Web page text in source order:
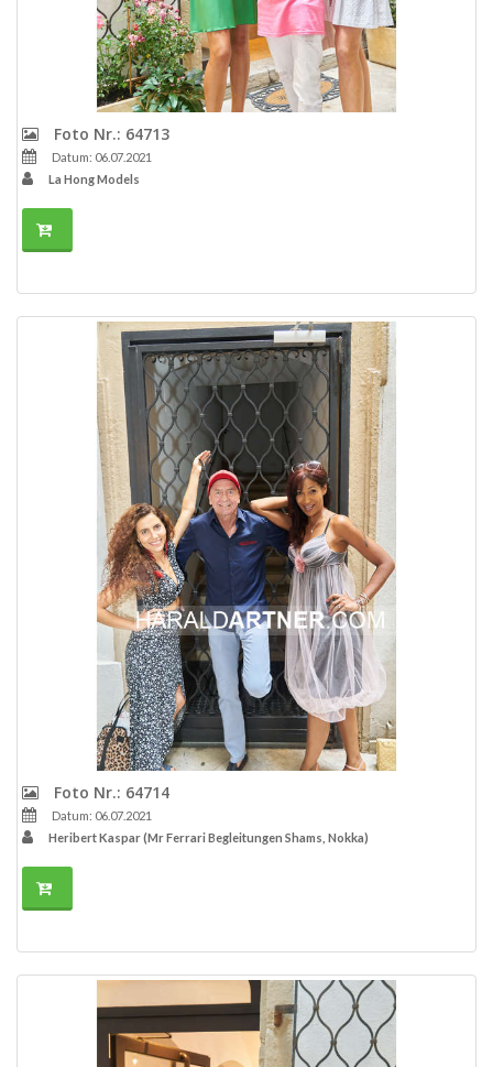
Foto Nr.: 64713
Datum: 06.07.2021
La Hong Models
Foto Nr.: 64714
Datum: 06.07.2021
Heribert Kaspar (Mr Ferrari Begleitungen Shams, Nokka)